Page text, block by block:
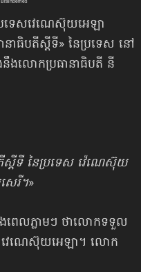
រទេសវេណេស៊ុយអេឡា
នាធិបតីស្ដីទី» នៃប្រទេស នៅ
ងនឹងលោកប្រធានាធិបតី នី
តីស្ដីទី នៃប្រទេស វ៉េណេស៊ុយ
េរី។»
ងពេលភ្លាមៗ ថាលោកទទួល
ស វេណេស៊ុយអេឡា។ លោក